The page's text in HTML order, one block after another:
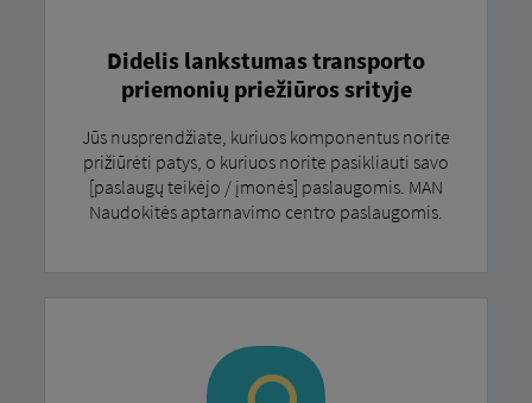
Didelis lankstumas transporto
priemonių priežiūros srityje
Jūs nusprendžiate, kuriuos komponentus norite
prižiūrėti patys, o kuriuos norite pasikliauti savo
[paslaugų teikėjo / įmonės] paslaugomis. MAN
Naudokitės aptarnavimo centro paslaugomis.